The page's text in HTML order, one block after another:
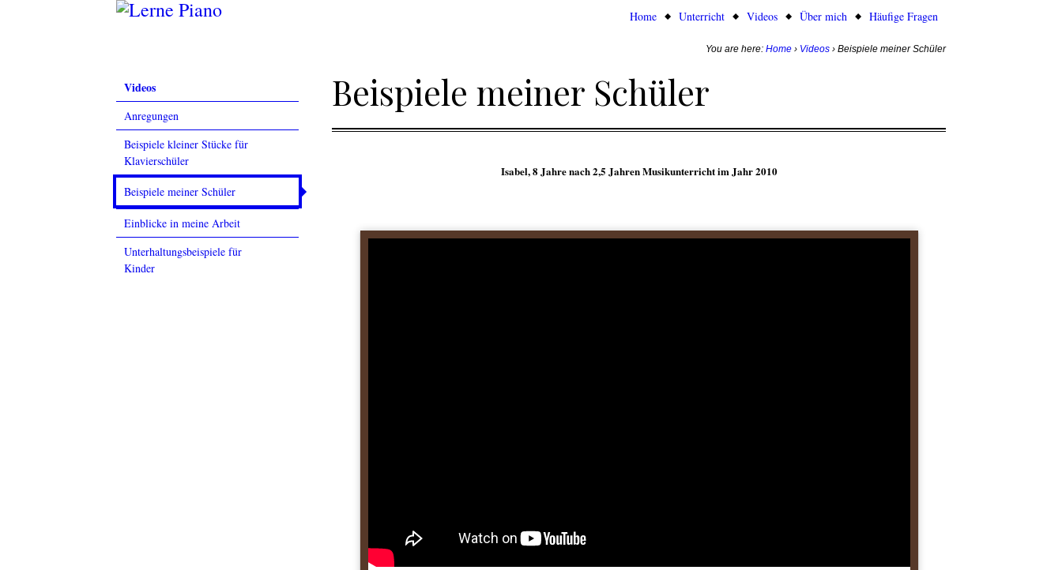
Home Unterricht Videos Über mich Häufige Fragen
You are here: Home › Videos › Beispiele meiner Schüler
Beispiele meiner Schüler
Isabel, 8 Jahre nach 2,5 Jahren Musikunterricht im Jahr 2010
Videos
Anregungen
Beispiele kleiner Stücke für
Klavierschüler
Beispiele meiner Schüler
Einblicke in meine Arbeit
Unterhaltungsbeispiele für
Kinder